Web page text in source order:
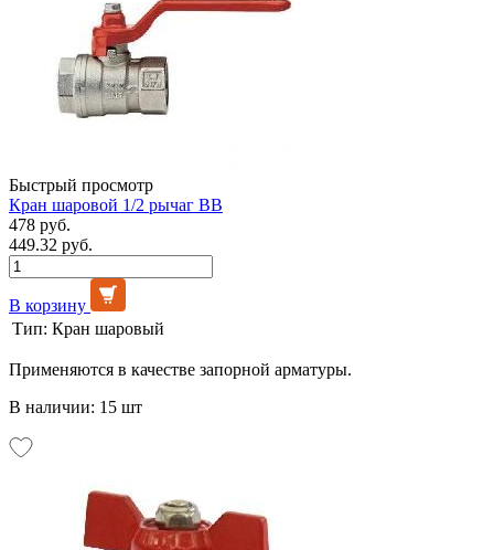
Быстрый просмотр
Кран шаровой 1/2 рычаг ВВ
478 руб.
449.32 руб.
В корзину
Тип: Кран шаровый
Применяются в качестве запорной арматуры.
В наличии: 15 шт